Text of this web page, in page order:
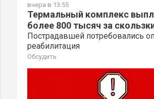
вчера в 13:55
Термальный комплекс
более 800 тысяч за
Пострадавшей потребовались
реабилитация
Обсудить